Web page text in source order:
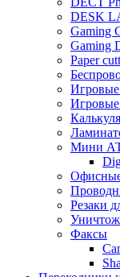
DESK
Gaming
Gaming
Paper
Игровые
Мини
Резаки
Факсы